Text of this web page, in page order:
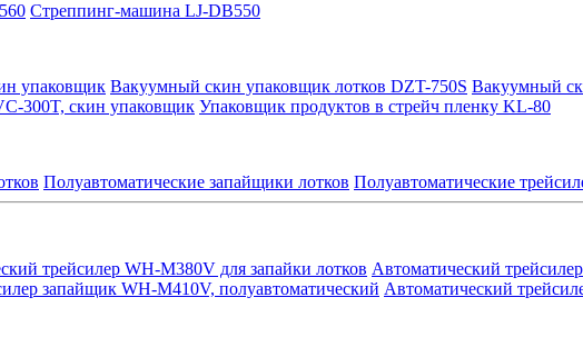
Стреппинг-машина LJ-DB550
упаковщик Вакуумный скин упаковщик лотков DZT-750S Вакуумный
300T, скин упаковщик Упаковщик продуктов в стрейч пленку KL-80
Полуавтоматические запайщики лотков Полуавтоматические
трейсилер WH-M380V для запайки лотков Автоматический
запайщик WH-M410V, полуавтоматический Автоматический